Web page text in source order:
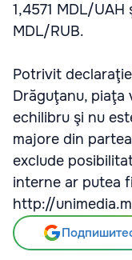
1,4571 MDL/
MDL/RUB.
Potrivit
Drăguţanu, piaţa
echilibru şi nu
majore din
exclude
interne ar putea
http://